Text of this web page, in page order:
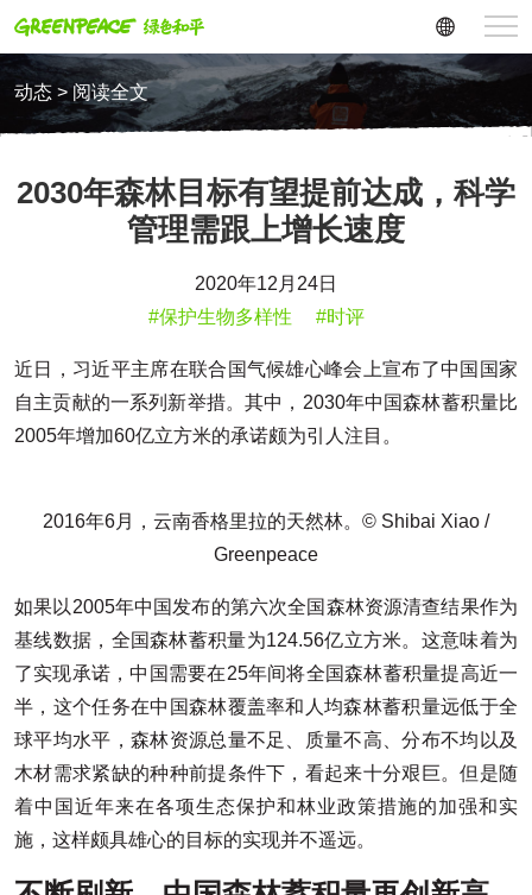
动态 > 阅读全文
2030年森林目标有望提前达成，科学
管理需跟上增长速度
2020年12月24日
#保护生物多样性
#时评
近日，习近平主席在联合国气候雄心峰会上宣布了中国国家
自主贡献的一系列新举措。其中，2030年中国森林蓄积量比
2005年增加60亿立方米的承诺颇为引人注目。
2016年6月，云南香格里拉的天然林。© Shibai Xiao /
Greenpeace
如果以2005年中国发布的第六次全国森林资源清查结果作为
基线数据，全国森林蓄积量为124.56亿立方米。这意味着为
了实现承诺，中国需要在25年间将全国森林蓄积量提高近一
半，这个任务在中国森林覆盖率和人均森林蓄积量远低于全
球平均水平，森林资源总量不足、质量不高、分布不均以及
木材需求紧缺的种种前提条件下，看起来十分艰巨。但是随
着中国近年来在各项生态保护和林业政策措施的加强和实
施，这样颇具雄心的目标的实现并不遥远。